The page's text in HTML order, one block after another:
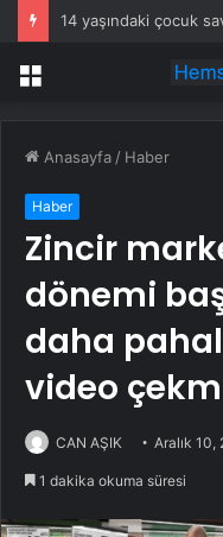
14 yaşındaki çocuk
Menü
Anasayfa / Haber
Haber
Zincir
dönemi
daha
video
CAN AŞIK Aralık 10,
1 dakika okuma süresi